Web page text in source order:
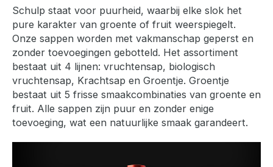
Schulp staat voor puurheid, waarbij elke slok het
pure karakter van groente of fruit weerspiegelt.
Onze sappen worden met vakmanschap geperst en
zonder toevoegingen gebotteld. Het assortiment
bestaat uit 4 lijnen: vruchtensap, biologisch
vruchtensap, Krachtsap en Groentje. Groentje
bestaat uit 5 frisse smaakcombinaties van groente en
fruit. Alle sappen zijn puur en zonder enige
toevoeging, wat een natuurlijke smaak garandeert.